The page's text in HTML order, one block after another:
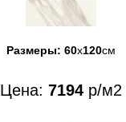
Размеры: 60x120см
Цена: 7194 р/м2